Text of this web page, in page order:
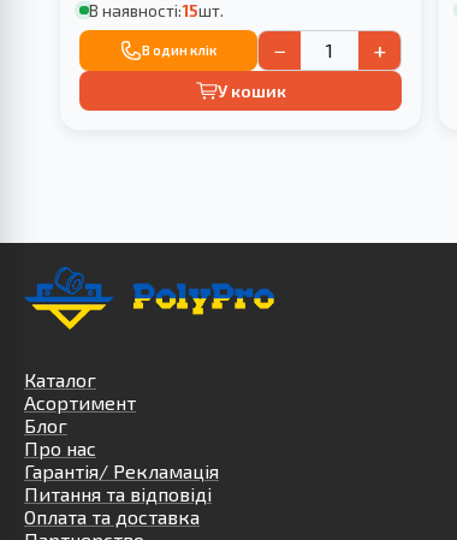
В наявності:15шт.
В один клік − +
У кошик
Каталог
Асортимент
Блог
Про нас
Гарантія/ Рекламація
Питання та відповіді
Оплата та доставка